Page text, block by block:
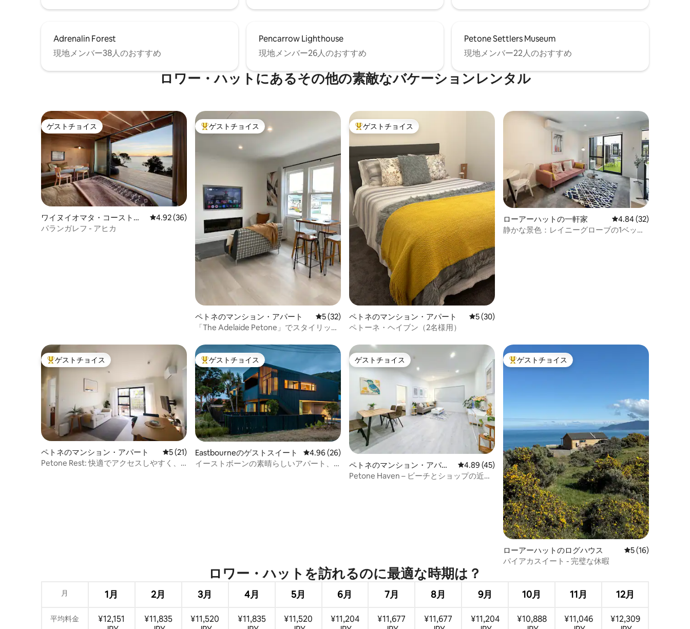
Adrenalin Forest
現地メンバー38人のおすすめ
Pencarrow Lighthouse
現地メンバー26人のおすすめ
Petone Settlers Museum
現地メンバー22人のおすすめ
ロワー・ハットにあるその他の素敵なバケーションレンタル
ゲストチョイス
ゲストチョイス
ワイヌイオマタ・コーストの
ログハウス
レビュー36件、5つ星中4.92つ星の平均評価
4.92 (36)
パランガレフ - アヒカ
大好評のゲストチョイスです。
ゲストチョイス
ペトネのマンション・アパート レビュー32件、5つ星中5つ星の平均評価
5 (32)
「The Adelaide Petone」でスタイリッシ
大好評のゲストチョイスです。
ゲストチョイス
ペトネのマンション・アパート レビュー30件、5つ星中5つ星の平均評価
5 (30)
ペトーネ・ヘイブン（2名様用）
ローアーハットの一軒家 レビュー32件、5つ星
4.84 (32)
静かな景色：レイニーグローブの1ベッド
大好評のゲストチョイスです。
ゲストチョイス
ペトネのマンション・アパート レビュー21件、5つ星中5つ星の平均評価
5 (21)
Petone Rest: 快適でアクセスしやすく、
大好評のゲストチョイスです。
ゲストチョイス
Eastbourneのゲストスイート レビュー26件、5つ星中4.96つ星の平均評価
4.96 (26)
イーストボーンの素晴らしいアパート、
ゲストチョイス
ゲストチョイス
ペトネのマンション・アパー
ト
レビュー45件、5つ星中4.89つ星の平均評価
4.89 (45)
Petone Haven – ビーチとショップの近く
大好評のゲストチョイスです。
ゲストチョイス
ローアーハットのログハウス レビュー16件、5
5 (16)
パイアカスイート - 完璧な休暇
ロワー・ハットを訪⁠れ⁠るの⁠に最⁠適⁠な時⁠期⁠は⁠？
月 1月 2月 3月 4月 5月 6月 7月 8月 9月 10月 11月 12月
平均料金
¥12,151
¥11,835
¥11,520
¥11,835
¥11,520
¥11,204
¥11,677
¥11,677
¥11,204
¥10,888
¥11,046
¥12,309